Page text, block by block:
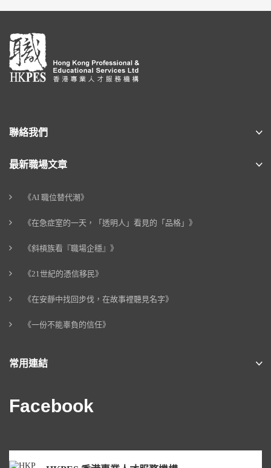
聯絡我們
最新職場文章
《AI 職位替代潮》
《在急症室的一天，「透明人」看見的「品格」》
《斜槓族看『職場企穩』》
《21世紀的憑信移民》
《在安靜中找回步伐，在故事裡聽見名字》
《一份不能辜負的信任》
常用連結
Facebook